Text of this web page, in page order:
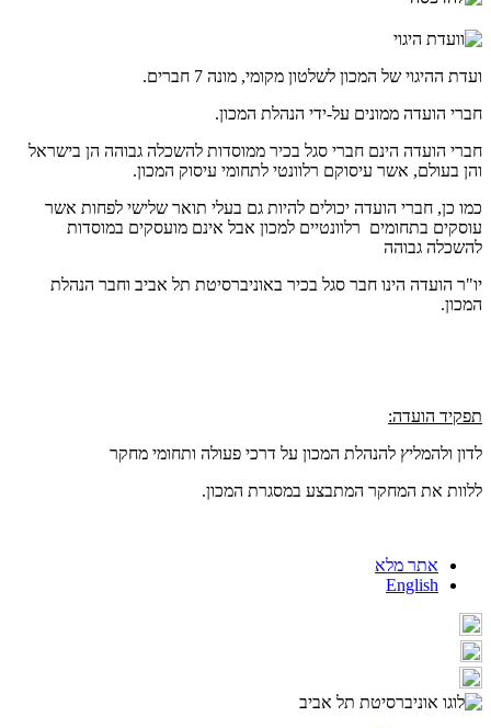
ועדת ההיגוי של המכון לשלטון מקומי, מונה 7 חברים.
חברי הועדה ממונים על-ידי הנהלת המכון.
חברי הועדה הינם חברי סגל בכיר ממוסדות להשכלה גבוהה הן בישראל
והן בעולם, אשר עיסוקם רלוונטי לתחומי עיסוק המכון.
כמו כן, חברי הועדה יכולים להיות גם בעלי תואר שלישי לפחות אשר
עוסקים בתחומים רלוונטיים למכון אבל אינם מועסקים במוסדות
להשכלה גבוהה
יו"ר הועדה הינו חבר סגל בכיר באוניברסיטת תל אביב וחבר הנהלת
המכון.
תפקיד הועדה:
לדון ולהמליץ להנהלת המכון על דרכי פעולה ותחומי מחקר
ללוות את המחקר המתבצע במסגרת המכון.
אתר מלא
English